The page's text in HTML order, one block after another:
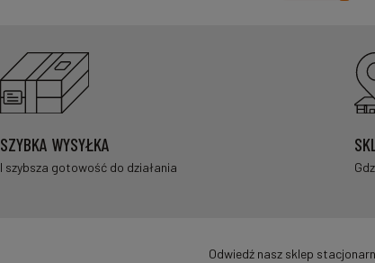
SZYBKA WYSYŁKA
I szybsza gotowość do działania
Odwiedź nasz sklep